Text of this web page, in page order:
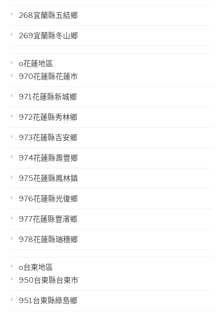
268宜蘭縣五結鄉
269宜蘭縣冬山鄉
o花蓮地區
970花蓮縣花蓮市
971花蓮縣新城鄉
972花蓮縣秀林鄉
973花蓮縣吉安鄉
974花蓮縣壽豐鄉
975花蓮縣鳳林鎮
976花蓮縣光復鄉
977花蓮縣豐濱鄉
978花蓮縣瑞穗鄉
o台東地區
950台東縣台東市
951台東縣綠島鄉